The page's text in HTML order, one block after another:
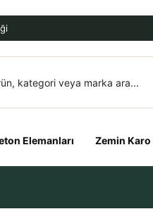
Elemanları Zemin Karo